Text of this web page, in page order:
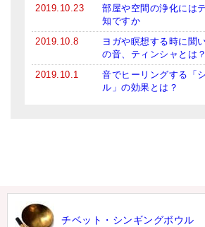
2019.10.23
部屋や空間の浄化には
知ですか
2019.10.8
ヨガや瞑想する時に聞
の音、ティンシャとは？
2019.10.1
音でヒーリングする「
ル」の効果とは？
チベット・シンギングボウル